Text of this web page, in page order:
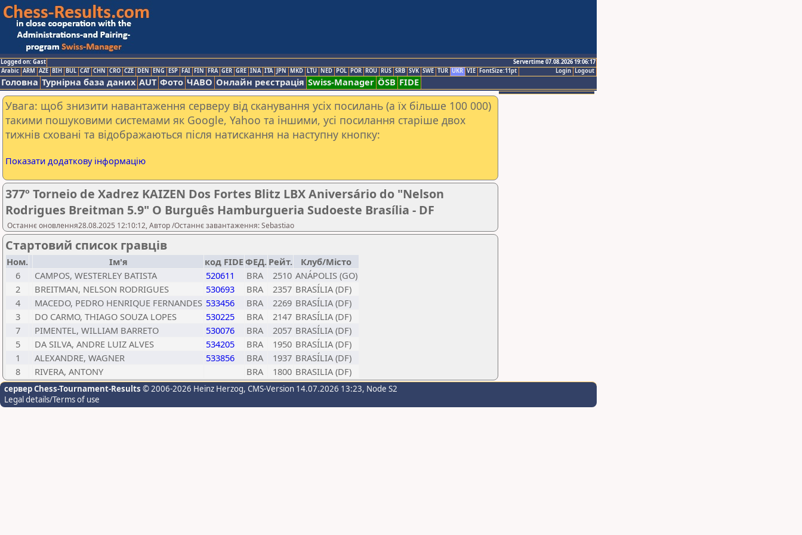
Logged on: Gast
Servertime 07.08.2026 19:06:17
Logout
Login
Arabic ARM AZE BIH BUL CAT CHN CRO CZE DEN ENG ESP FAI FIN FRA GER GRE INA ITA JPN MKD LTU NED POL POR ROU RUS SRB SVK SWE TUR UKR VIE FontSize:11pt
Головна Турнірна база даних AUT Фото ЧАВО Онлайн реєстрація Swiss-Manager ÖSB FIDE
Увага: щоб знизити навантаження серверу від сканування усіх посилань (а їх більше 100 000)
такими пошуковими системами як Google, Yahoo та іншими, усі посилання старіше двох
тижнів сховані та відображаються після натискання на наступну кнопку:
Показати додаткову інформацію
377º Torneio de Xadrez KAIZEN Dos Fortes Blitz LBX Aniversário do "Nelson
Rodrigues Breitman 5.9" O Burguês Hamburgueria Sudoeste Brasília - DF
Останнє оновлення28.08.2025 12:10:12, Автор /Останнє завантаження: Sebastiao
Стартовий список гравців
Ном. Ім'я код FIDEФЕД. Рейт.
Клуб/Місто
6
CAMPOS, WESTERLEY BATISTA 520611 BRA 2510 ANÁPOLIS (GO)
2
BREITMAN, NELSON RODRIGUES 530693 BRA 2357 BRASÍLIA (DF)
4
MACEDO, PEDRO HENRIQUE FERNANDES 533456 BRA 2269 BRASÍLIA (DF)
3
DO CARMO, THIAGO SOUZA LOPES 530225 BRA 2147 BRASÍLIA (DF)
7
PIMENTEL, WILLIAM BARRETO 530076 BRA 2057 BRASÍLIA (DF)
5
DA SILVA, ANDRE LUIZ ALVES 534205 BRA 1950 BRASÍLIA (DF)
1
ALEXANDRE, WAGNER 533856 BRA 1937 BRASÍLIA (DF)
8
RIVERA, ANTONY BRA 1800 BRASILIA (DF)
сервер Chess-Tournament-Results © 2006-2026 Heinz Herzog, CMS-Version 14.07.2026 13:23, Node S2
Legal details/Terms of use